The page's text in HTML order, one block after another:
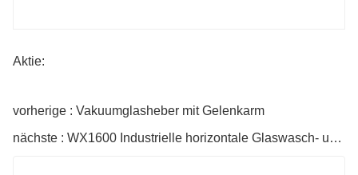
Aktie:
vorherige : Vakuumglasheber mit Gelenkarm
nächste : WX1600 Industrielle horizontale Glaswasch- und Trocknungsmaschine